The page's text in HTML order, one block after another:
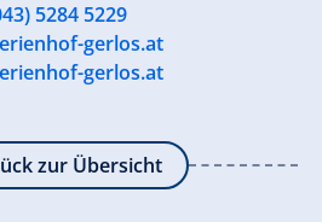
5284 5229
gerlos.at
gerlos.at
zur Übersicht